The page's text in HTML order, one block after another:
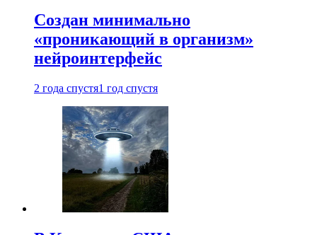
Создан минимально
«проникающий в организм»
нейроинтерфейс
2 года спустя1 год спустя